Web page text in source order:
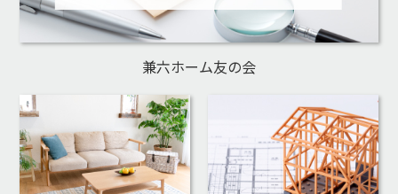
兼六ホーム友の会